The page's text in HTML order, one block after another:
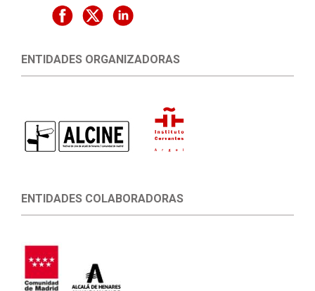
ENTIDADES ORGANIZADORAS
ENTIDADES COLABORADORAS